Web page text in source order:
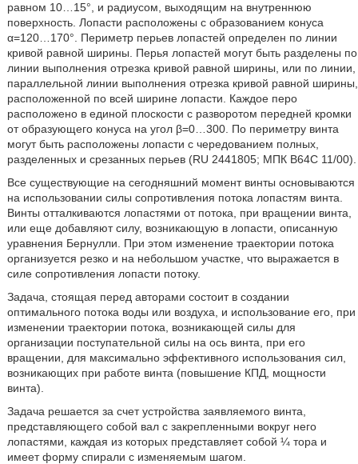
равном 10…15°, и радиусом, выходящим на внутреннюю
поверхность. Лопасти расположены с образованием конуса
α=120…170°. Периметр перьев лопастей определен по линии
кривой равной ширины. Перья лопастей могут быть разделены по
линии выполнения отрезка кривой равной ширины, или по линии,
параллельной линии выполнения отрезка кривой равной ширины,
расположенной по всей ширине лопасти. Каждое перо
расположено в единой плоскости с разворотом передней кромки
от образующего конуса на угол β=0…300. По периметру винта
могут быть расположены лопасти с чередованием полных,
разделенных и срезанных перьев (RU 2441805; МПК B64C 11/00).
Все существующие на сегодняшний момент винты основываются
на использовании силы сопротивления потока лопастям винта.
Винты отталкиваются лопастями от потока, при вращении винта,
или еще добавляют силу, возникающую в лопасти, описанную
уравнения Бернулли. При этом изменение траектории потока
организуется резко и на небольшом участке, что выражается в
силе сопротивления лопасти потоку.
Задача, стоящая перед авторами состоит в создании
оптимального потока воды или воздуха, и использование его, при
изменении траектории потока, возникающей силы для
организации поступательной силы на ось винта, при его
вращении, для максимально эффективного использования сил,
возникающих при работе винта (повышение КПД, мощности
винта).
Задача решается за счет устройства заявляемого винта,
представляющего собой вал с закрепленными вокруг него
лопастями, каждая из которых представляет собой ¼ тора и
имеет форму спирали с изменяемым шагом.